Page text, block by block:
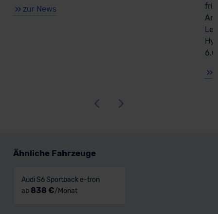
zur News
Ähnliche Fahrzeuge
Audi S6 Sportback e-tron
ab 838 €/Monat